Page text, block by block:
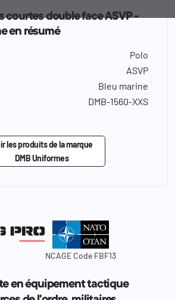
courtes double face ASVP -
en résumé
Polo
ASVP
Bleu marine
DMB-1560-XXS
les produits de la marque
DMB Uniformes
NCAGE Code FBF13
en équipement tactique